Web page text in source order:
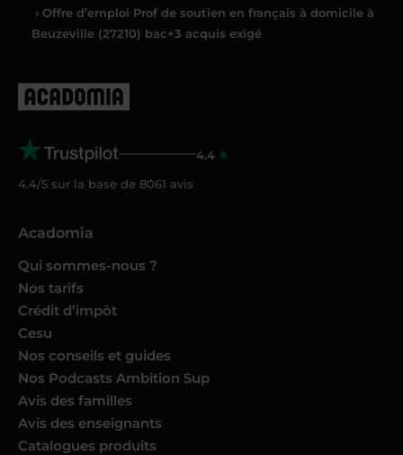
› Offre d’emploi Prof de soutien en français à domicile à
Beuzeville (27210) bac+3 acquis exigé
4.4
4.4/5 sur la base de 8061 avis
Acadomia
Qui sommes-nous ?
Nos tarifs
Crédit d’impôt
Cesu
Nos conseils et guides
Nos Podcasts Ambition Sup
Avis des familles
Avis des enseignants
Catalogues produits